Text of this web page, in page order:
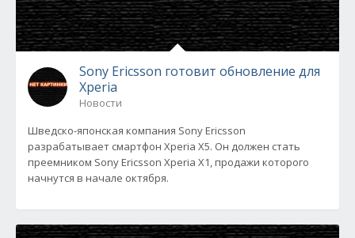
Sony Ericsson готовит обновление для
Xperia
Новости
Шведско-японская компания Sony Ericsson
разрабатывает смартфон Xperia Х5. Он должен стать
преемником Sony Ericsson Xperia X1, продажи которого
начнутся в начале октября.